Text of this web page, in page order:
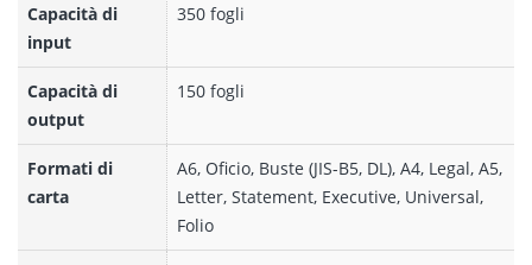
Capacità di
input
350 fogli
Capacità di
output
150 fogli
Formati di
carta
A6, Oficio, Buste (JIS-B5, DL), A4, Legal, A5,
Letter, Statement, Executive, Universal,
Folio